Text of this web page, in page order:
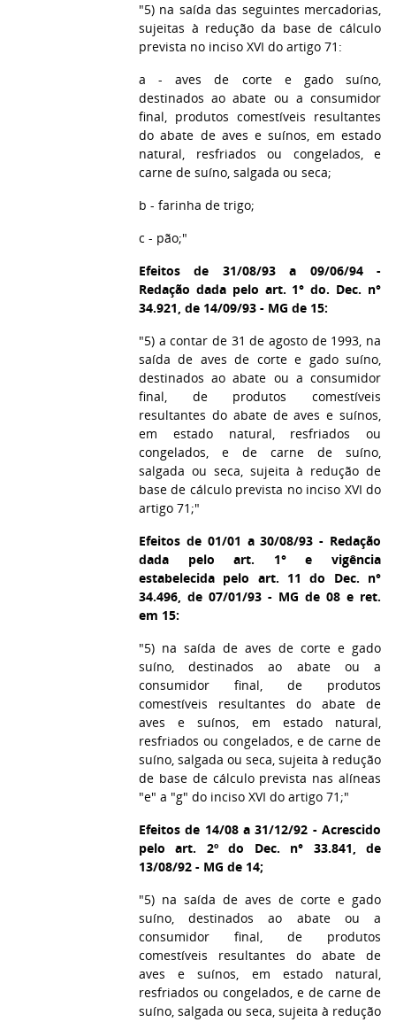
"5) na saída das seguintes mercadorias,
sujeitas à redução da base de cálculo
prevista no inciso XVI do artigo 71:
a - aves de corte e gado suíno,
destinados ao abate ou a consumidor
final, produtos comestíveis resultantes
do abate de aves e suínos, em estado
natural, resfriados ou congelados, e
carne de suíno, salgada ou seca;
b - farinha de trigo;
c - pão;"
Efeitos de 31/08/93 a 09/06/94 -
Redação dada pelo art. 1° do. Dec. n°
34.921, de 14/09/93 - MG de 15:
"5) a contar de 31 de agosto de 1993, na
saída de aves de corte e gado suíno,
destinados ao abate ou a consumidor
final, de produtos comestíveis
resultantes do abate de aves e suínos,
em estado natural, resfriados ou
congelados, e de carne de suíno,
salgada ou seca, sujeita à redução de
base de cálculo prevista no inciso XVI do
artigo 71;"
Efeitos de 01/01 a 30/08/93 - Redação
dada pelo art. 1° e vigência
estabelecida pelo art. 11 do Dec. n°
34.496, de 07/01/93 - MG de 08 e ret.
em 15:
"5) na saída de aves de corte e gado
suíno, destinados ao abate ou a
consumidor final, de produtos
comestíveis resultantes do abate de
aves e suínos, em estado natural,
resfriados ou congelados, e de carne de
suíno, salgada ou seca, sujeita à redução
de base de cálculo prevista nas alíneas
"e" a "g" do inciso XVI do artigo 71;"
Efeitos de 14/08 a 31/12/92 - Acrescido
pelo art. 2º do Dec. n° 33.841, de
13/08/92 - MG de 14;
"5) na saída de aves de corte e gado
suíno, destinados ao abate ou a
consumidor final, de produtos
comestíveis resultantes do abate de
aves e suínos, em estado natural,
resfriados ou congelados, e de carne de
suíno, salgada ou seca, sujeita à redução